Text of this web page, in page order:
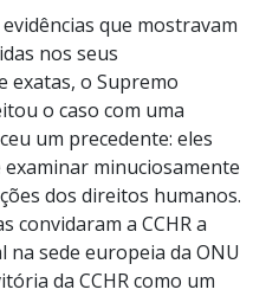
que mostravam
nos seus
exatas, o Supremo
o caso com uma
um precedente: eles
minuciosamente
dos direitos humanos.
convidaram a CCHR a
sede europeia da ONU
da CCHR como um